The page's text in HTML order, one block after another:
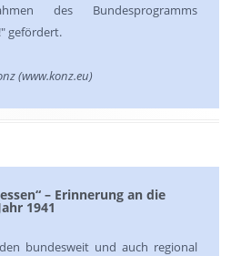
des Bundesprogramms
gefördert.
(www.konz.eu)
– Erinnerung an die
1941
bundesweit und auch regional